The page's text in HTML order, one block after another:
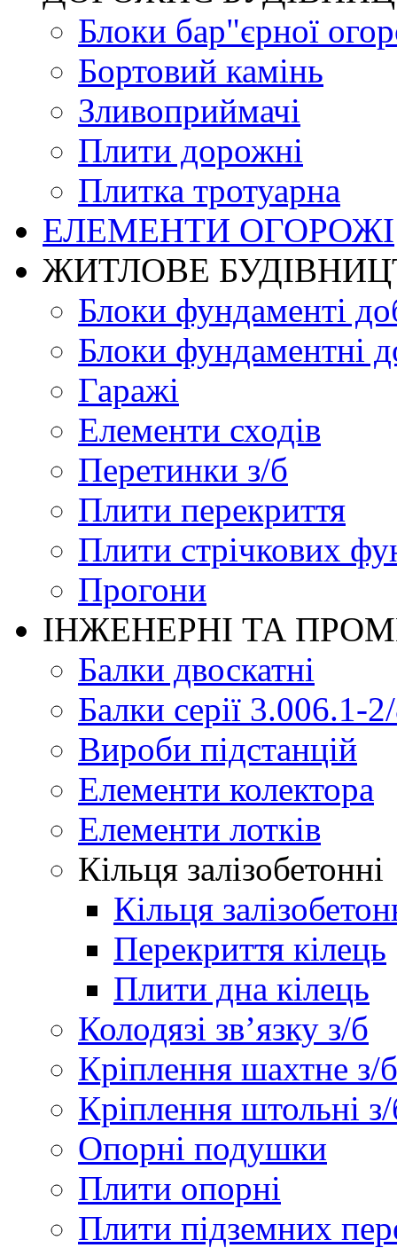
Блоки бар"єрної
Бортовий камінь
Зливоприймачі
Плити дорожні
Плитка тротуарна
ЕЛЕМЕНТИ ОГОРОЖІ
ЖИТЛОВЕ
Блоки фундаменті
Блоки фундаментні
Гаражі
Елементи сходів
Перетинки з/б
Плити перекриття
Плити стрічкових
Прогони
ІНЖЕНЕРНІ ТА
Балки двоскатні
Балки серії 3.006.1-
Вироби підстанцій
Елементи колектора
Елементи лотків
Кільця залізобетонні
Кільця
Перекриття кілець
Плити дна кілець
Колодязі зв’язку з/б
Кріплення шахтне з/б
Кріплення штольні
Опорні подушки
Плити опорні
Плити підземних